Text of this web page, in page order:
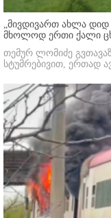
„მივდივართ ახლა
მხოლოდ ერთი ქალი
თემურ ლომიძე
სტუმრებივით, ერთად